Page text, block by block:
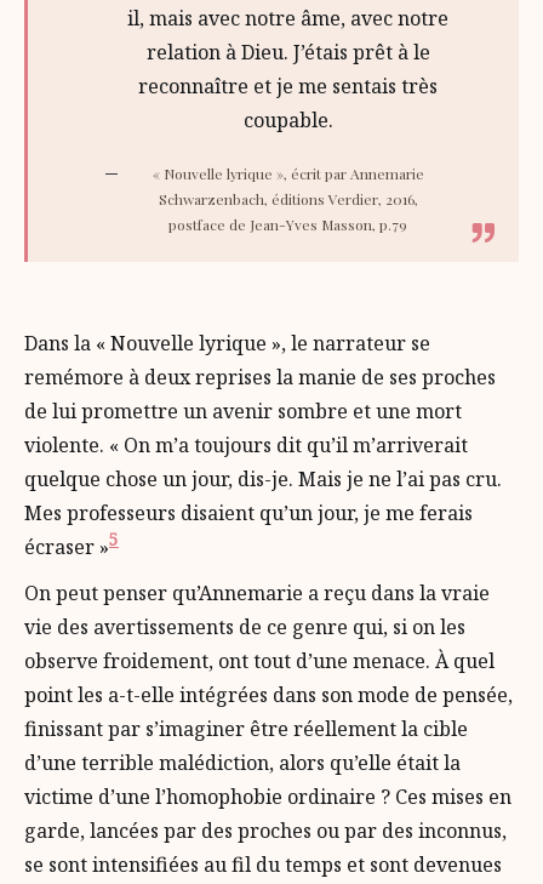
il, mais avec notre âme, avec notre
relation à Dieu. J’étais prêt à le
reconnaître et je me sentais très
coupable.
« Nouvelle lyrique », écrit par Annemarie
Schwarzenbach, éditions Verdier, 2016,
postface de Jean-Yves Masson, p.79
Dans la « Nouvelle lyrique », le narrateur se
remémore à deux reprises la manie de ses proches
de lui promettre un avenir sombre et une mort
violente. « On m’a toujours dit qu’il m’arriverait
quelque chose un jour, dis-je. Mais je ne l’ai pas cru.
Mes professeurs disaient qu’un jour, je me ferais
écraser »5
On peut penser qu’Annemarie a reçu dans la vraie
vie des avertissements de ce genre qui, si on les
observe froidement, ont tout d’une menace. À quel
point les a-t-elle intégrées dans son mode de pensée,
finissant par s’imaginer être réellement la cible
d’une terrible malédiction, alors qu’elle était la
victime d’une l’homophobie ordinaire ? Ces mises en
garde, lancées par des proches ou par des inconnus,
se sont intensifiées au fil du temps et sont devenues